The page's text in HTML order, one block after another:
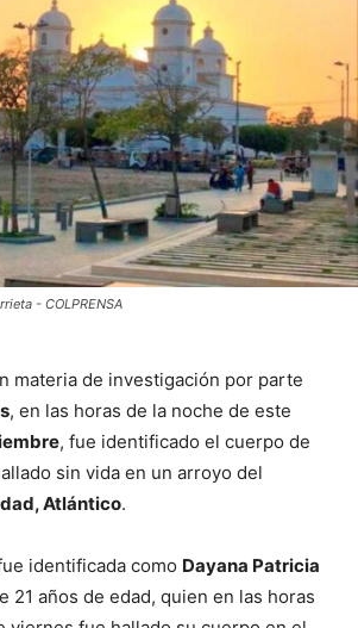
- COLPRENSA
materia de investigación por parte
, en las horas de la noche de este
, fue identificado el cuerpo de
sin vida en un arroyo del
Atlántico.
identificada como Dayana Patricia
21 años de edad, quien en las horas